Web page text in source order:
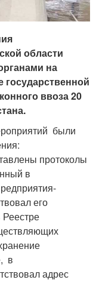
области
на
государственной
ввоза 20
были
протоколы
в
его
Реестре
в
адрес